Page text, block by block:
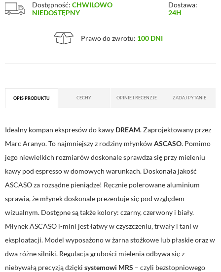
Dostępność: CHWILOWO
NIEDOSTĘPNY
Dostawa:
24H
Prawo do zwrotu: 100 DNI
OPIS PRODUKTU CECHY OPINIE I RECENZJE ZADAJ PYTANIE
Idealny kompan ekspresów do kawy DREAM. Zaprojektowany przez
Marc Aranyo. To najmniejszy z rodziny młynkówASCASO. Pomimo
jego niewielkich rozmiarów doskonale sprawdza się przy mieleniu
kawy pod espresso w domowych warunkach. Doskonała jakość
ASCASO za rozsądne pieniądze! Ręcznie polerowane aluminium
sprawia, że młynek doskonale prezentuje się pod względem
wizualnym. Dostępne są także kolory: czarny, czerwony i biały.
Młynek ASCASO i-mini jest łatwy w czyszczeniu, trwały i tani w
eksploatacji. Model wyposażono w żarna stożkowe lub płaskie oraz w
dwa różne silniki. Regulacja grubości mielenia odbywa się z
niebywałą precyzją dzięki systemowi MRS – czyli bezstopniowego